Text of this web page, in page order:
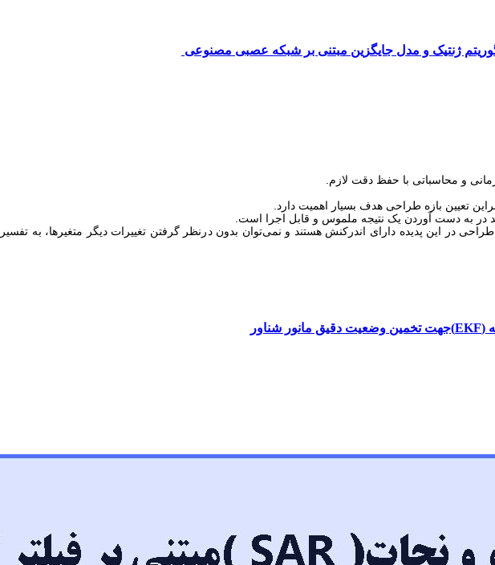
‌ژنتیک و مدل ‌جایگزین مبتنی بر شبکه عصبی مصنوعی
در این پدیده دارای اندرکنش هستند و نمی‌توان بدون درنظر گرفتن تغییرات دیگر متغیرها، به تفسیر